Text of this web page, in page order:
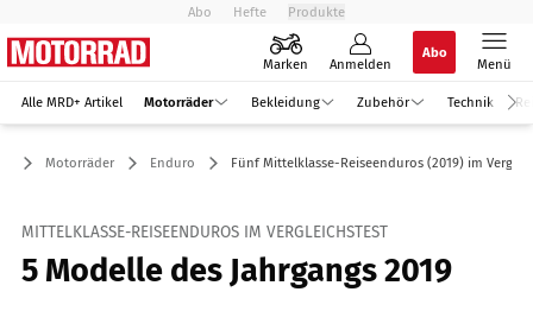
Abo Hefte Produkte
Marken Anmelden
Abo
Menü
Alle MRD+ Artikel Motorräder Bekleidung Zubehör Technik
Motorräder Enduro Fünf Mittelklasse-Reiseenduros (2019) im
MITTELKLASSE-REISEENDUROS IM VERGLEICHSTEST
5 Modelle des Jahrgangs 2019